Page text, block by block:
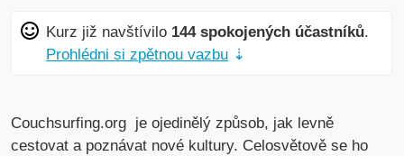
Kurz již navštívilo 144 spokojených účastníků.
Prohlédni si zpětnou vazbu ⇣
Couchsurfing.org je ojedinělý způsob, jak levně
cestovat a poznávat nové kultury. Celosvětově se ho